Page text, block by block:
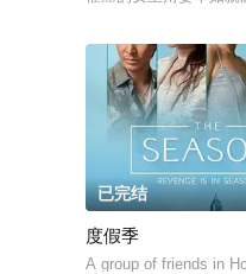
已完结
度假季
A group of friends in